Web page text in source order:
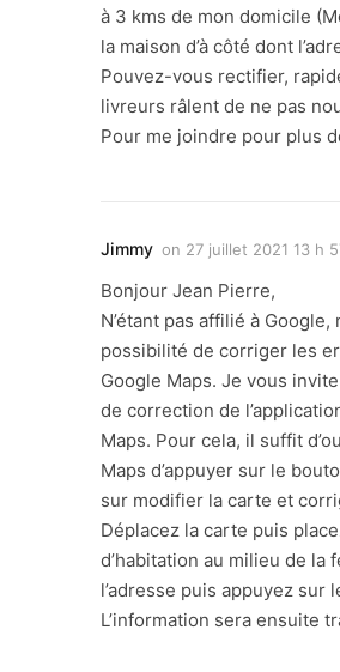
à 3 kms de mon domicile
la maison d’à côté dont
Pouvez-vous rectifier,
livreurs râlent de ne pas
Pour me joindre pour plus
Jimmy on 27 juillet 2021 13 h
Bonjour Jean Pierre,
N’étant pas affilié à Google,
possibilité de corriger les
Google Maps. Je vous
de correction de
Maps. Pour cela, il suffit
Maps d’appuyer sur le
sur modifier la carte et
Déplacez la carte puis
d’habitation au milieu de la
l’adresse puis appuyez sur
L’information sera ensuite